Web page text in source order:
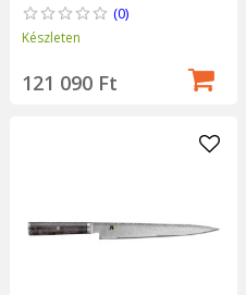
(0)
Készleten
121 090 Ft